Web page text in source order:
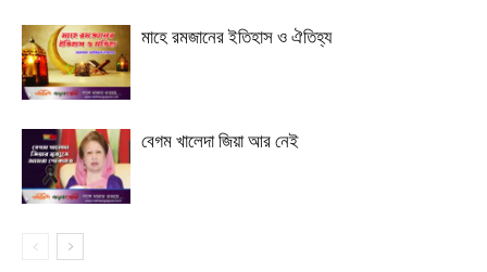
মাহে রমজানের ইতিহাস ও ঐতিহ্য
বেগম খালেদা জিয়া আর নেই